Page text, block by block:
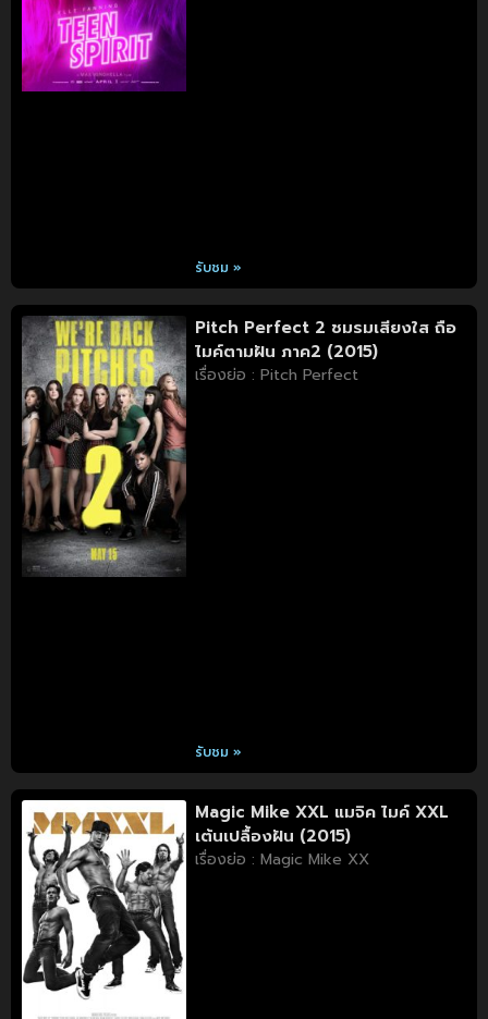
รับชม »
Pitch Perfect 2 ชมรมเสียงใส ถือ
ไมค์ตามฝัน ภาค2 (2015)
เรื่องย่อ : Pitch Perfect
รับชม »
Magic Mike XXL แมจิค ไมค์ XXL
เต้นเปลื้องฝัน (2015)
เรื่องย่อ : Magic Mike XX